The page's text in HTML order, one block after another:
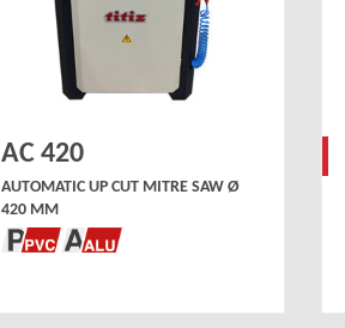
AC 420
AUTOMATIC UP CUT MITRE SAW Ø
420 MM